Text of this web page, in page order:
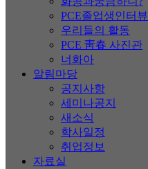
PCE졸업생인터뷰
우리들의 활동
PCE 靑春 사진관
너화아
알림마당
공지사항
세미나공지
새소식
학사일정
취업정보
자료실